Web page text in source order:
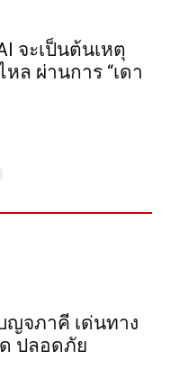
จะเป็นต้นเหตุ
ล ผ่านการ “เดา
ญจ​ภาคี​ เด่นทาง
ปลอดภัย​